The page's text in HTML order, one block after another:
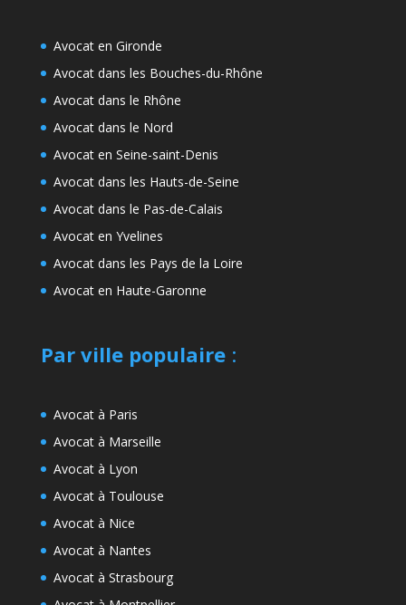
Avocat en Gironde
Avocat dans les Bouches-du-Rhône
Avocat dans le Rhône
Avocat dans le Nord
Avocat en Seine-saint-Denis
Avocat dans les Hauts-de-Seine
Avocat dans le Pas-de-Calais
Avocat en Yvelines
Avocat dans les Pays de la Loire
Avocat en Haute-Garonne
Par ville populaire:
Avocat à Paris
Avocat à Marseille
Avocat à Lyon
Avocat à Toulouse
Avocat à Nice
Avocat à Nantes
Avocat à Strasbourg